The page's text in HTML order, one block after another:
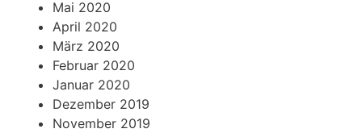
Mai 2020
April 2020
März 2020
Februar 2020
Januar 2020
Dezember 2019
November 2019